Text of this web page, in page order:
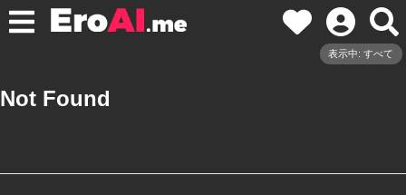
表示中: すべて
Not Found